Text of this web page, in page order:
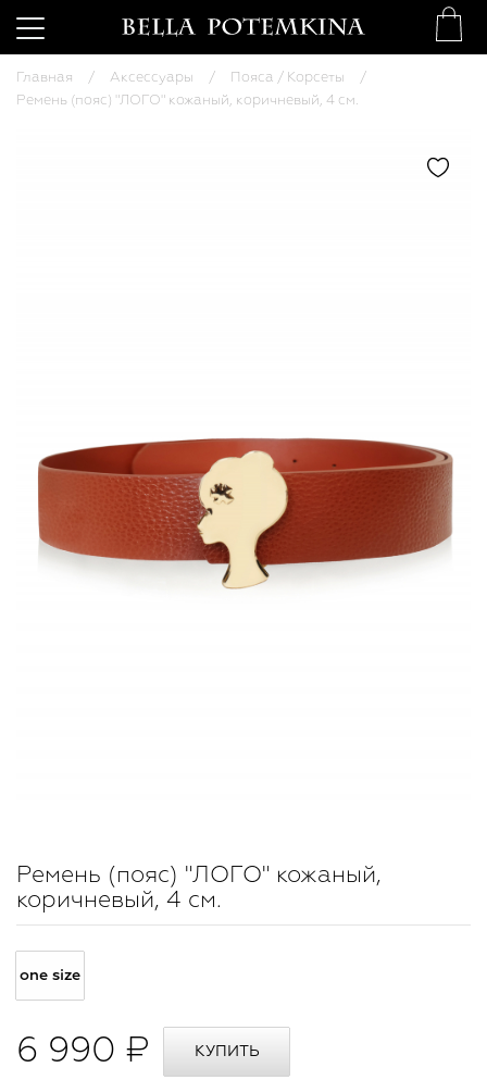
Главная Аксессуары
Пояса / Корсеты
Ремень (пояс) "ЛОГО" кожаный, коричневый, 4 см.
Ремень (пояс) "ЛОГО" кожаный,
коричневый, 4 см.
one size
6 990 ₽